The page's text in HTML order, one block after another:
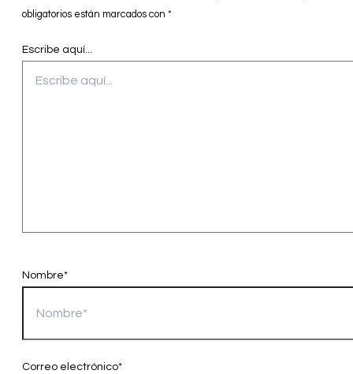
obligatorios están marcados con *
Escribe aquí...
Nombre*
Correo electrónico*